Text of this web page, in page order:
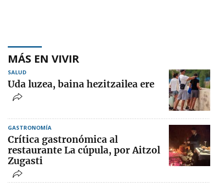
MÁS EN VIVIR
SALUD
Uda luzea, baina hezitzailea ere
GASTRONOMÍA
Crítica gastronómica al
restaurante La cúpula, por Aitzol
Zugasti